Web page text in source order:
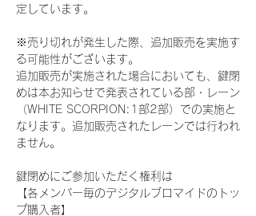
定しています。
※売り切れが発生した際、追加販売を実施す
る可能性がございます。
追加販売が実施された場合においても、鍵閉
めは本お知らせで発表されている部・レーン
（WHITE SCORPION:1部2部）での実施と
なります。追加販売されたレーンでは行われ
ません。
鍵閉めにご参加いただく権利は
【各メンバー毎のデジタルブロマイドのトッ
プ購入者】